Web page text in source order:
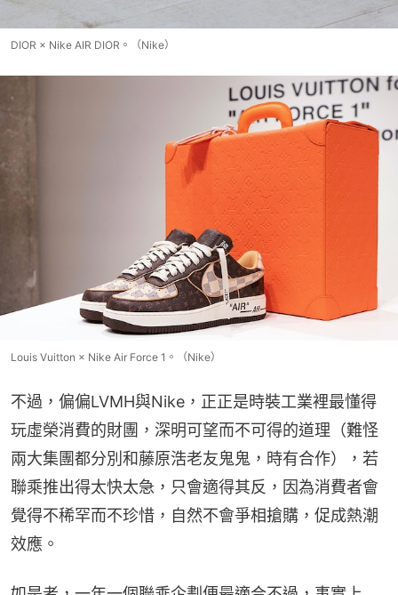
DIOR × Nike AIR DIOR。（Nike）
Louis Vuitton × Nike Air Force 1。（Nike）
不過，偏偏LVMH與Nike，正正是時裝工業裡最懂得
玩虛榮消費的財團，深明可望而不可得的道理（難怪
兩大集團都分別和藤原浩老友鬼鬼，時有合作），若
聯乘推出得太快太急，只會適得其反，因為消費者會
覺得不稀罕而不珍惜，自然不會爭相搶購，促成熱潮
效應。